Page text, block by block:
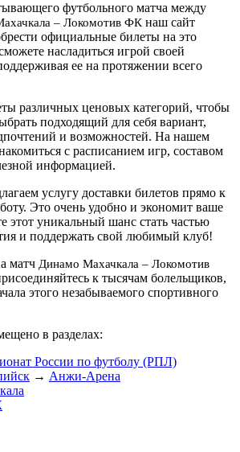
футбольного матча между
– Локомотив ФК наш сайт
официальные билеты на это
насладиться игрой своей
ее на протяжении всего
различных ценовых категорий, чтобы
подходящий для себя вариант,
и возможностей. На нашем
с расписанием игр, составом
информацией.
услугу доставки билетов прямо к
Это очень удобно и экономит ваше
этот уникальный шанс стать частью
и поддержать свой любимый клуб!
матч Динамо Махачкала – Локомотив
к тысячам болельщиков,
этого незабываемого спортивного
в разделах:
России по футболу (РПЛ)
→ Анжи-Арена